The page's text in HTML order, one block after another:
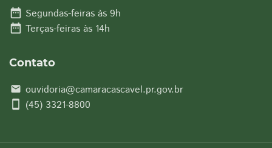
date_range Segundas-feiras às 9h
date_range Terças-feiras às 14h
Contato
email ouvidoria@camaracascavel.pr.gov.br
smartphone (45) 3321-8800